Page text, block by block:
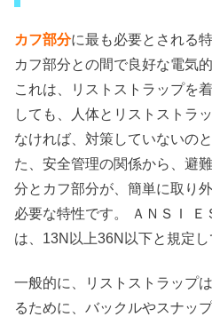
カフ部分に最も必要とされる
カフ部分との間で良好な電気
これは、リストストラップを
しても、人体とリストストラ
なければ、対策していないの
た、安全管理の関係から、避
分とカフ部分が、簡単に取り
必要な特性です。 ＡＮＳＩ Ｅ
は、13N以上36N以下と規定し
一般的に、リストストラップ
るために、バックルやスナッ